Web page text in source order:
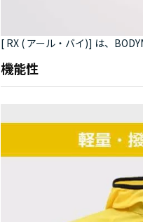
[ RX ( アール・バイ)] は、
機能性